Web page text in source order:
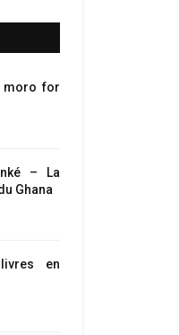
moro for
– La
Ghana
en